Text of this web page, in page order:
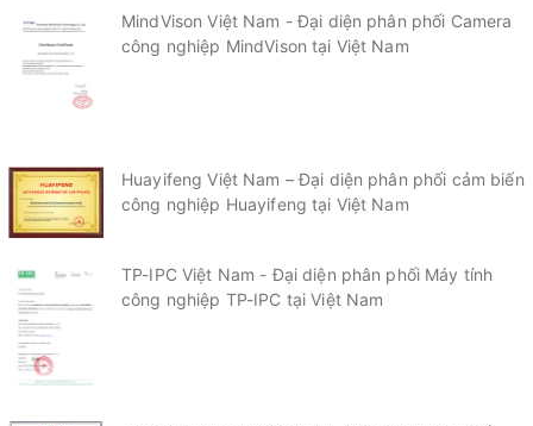
MindVison Việt Nam - Đại diện phân phối Camera
công nghiệp MindVison tại Việt Nam
Huayifeng Việt Nam – Đại diện phân phối cảm biến
công nghiệp Huayifeng tại Việt Nam
TP-IPC Việt Nam - Đại diện phân phối Máy tính
công nghiệp TP-IPC tại Việt Nam